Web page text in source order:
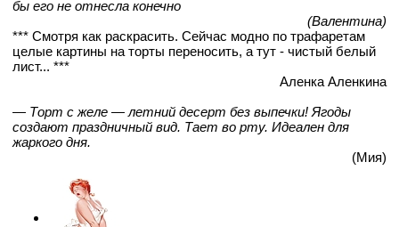
бы его не отнесла конечно
(Валентина)
*** Смотря как раскрасить. Сейчас модно по трафаретам
целые картины на торты переносить, а тут - чистый белый
лист... ***
Аленка Аленкина
— Торт с желе — летний десерт без выпечки! Ягоды
создают праздничный вид. Тает во рту. Идеален для
жаркого дня.
(Мия)